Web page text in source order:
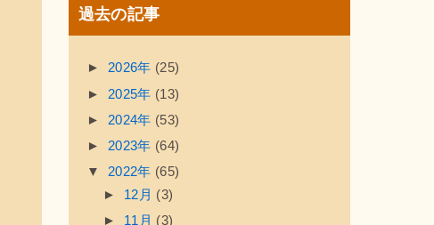
過去の記事
► 2026年 (25)
► 2025年 (13)
► 2024年 (53)
► 2023年 (64)
▼ 2022年 (65)
► 12月 (3)
► 11月 (3)